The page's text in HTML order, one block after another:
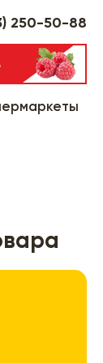
250-50-88